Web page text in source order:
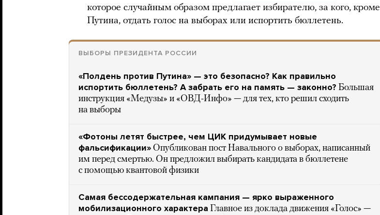
которое случайным образом предлагает избирателю, за кого, кроме
Путина, отдать голос на выборах или испортить бюллетень.
ВЫБОРЫ ПРЕЗИДЕНТА РОССИИ
«Полдень против Путина» — это безопасно? Как правильно
испортить бюллетень? А забрать его на память — законно? Большая
инструкция «Медузы» и «ОВД-Инфо» — для тех, кто решил сходить
на выборы
«Фотоны летят быстрее, чем ЦИК придумывает новые
фальсификации» Опубликован пост Навального о выборах, написанный
им перед смертью. Он предложил выбирать кандидата в бюллетене
с помощью квантовой физики
Самая бессодержательная кампания — ярко выраженного
мобилизационного характера Главное из доклада движения «Голос» —